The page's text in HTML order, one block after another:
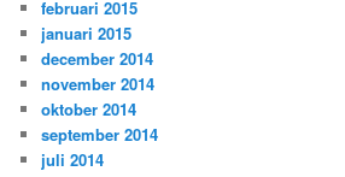
februari 2015
januari 2015
december 2014
november 2014
oktober 2014
september 2014
juli 2014